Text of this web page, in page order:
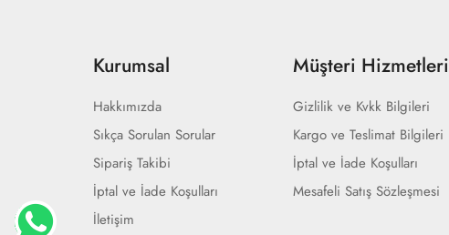
Kurumsal
Hakkımızda
Sıkça Sorulan Sorular
Sipariş Takibi
İptal ve İade Koşulları
İletişim
Müşteri Hizmetleri
Gizlilik ve Kvkk Bilgileri
Kargo ve Teslimat Bilgileri
İptal ve İade Koşulları
Mesafeli Satış Sözleşmesi